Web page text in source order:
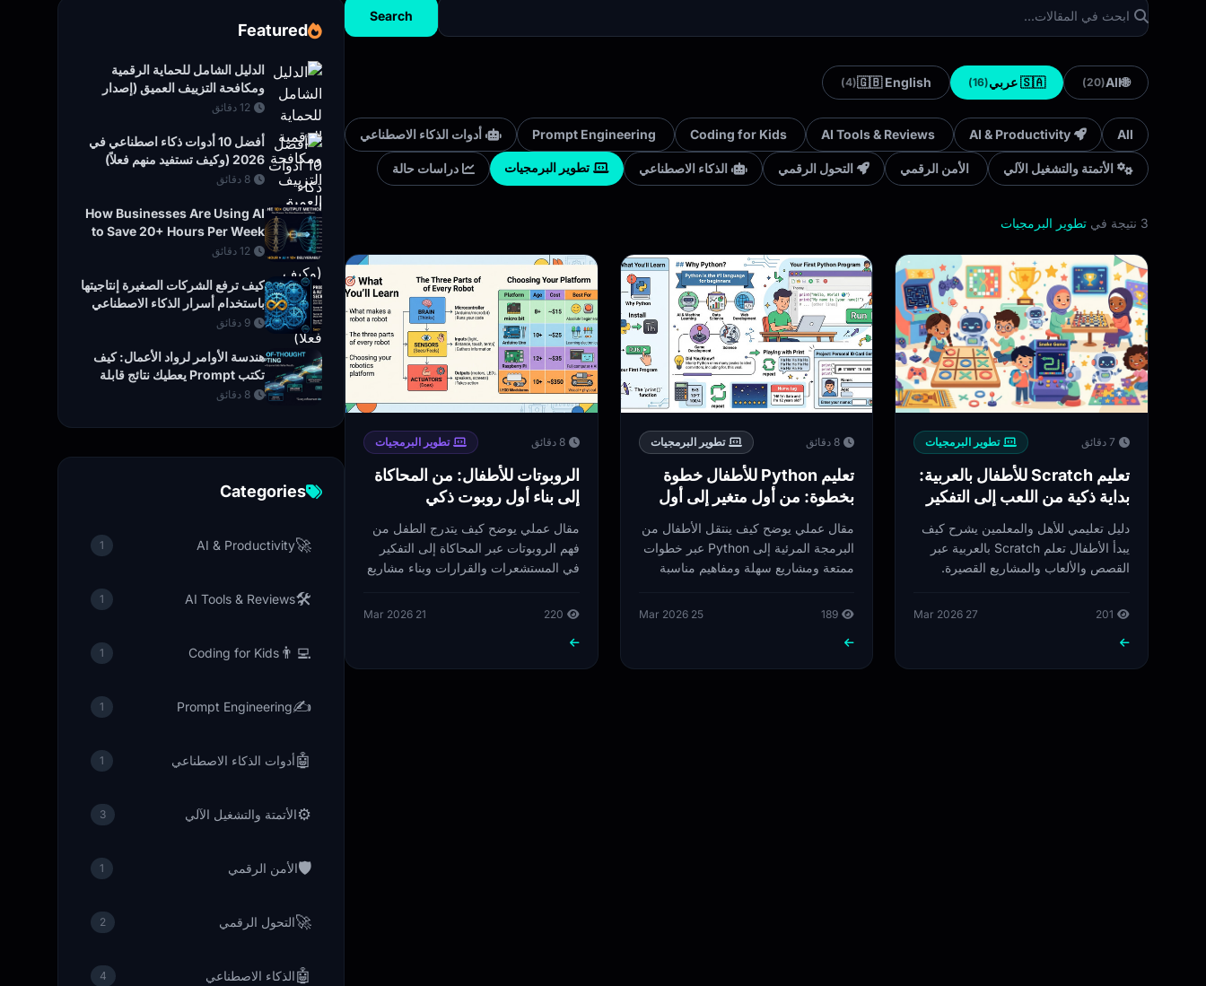
Search
🌐
All
(20) 🇸🇦 عربي (16)
🇬🇧 English
(4)
All
AI & Productivity
AI Tools & Reviews
Coding for Kids
Prompt Engineering أدوات الذكاء الاصطناعي
الأتمتة والتشغيل الآلي الأمن الرقمي التحول الرقمي الذكاء الاصطناعي تطوير البرمجيات دراسات حالة
3 نتيجة في تطوير البرمجيات
7 دقائق تطوير البرمجيات
تعليم Scratch للأطفال بالعربية:
بداية ذكية من اللعب إلى التفكير
دليل تعليمي للأهل والمعلمين يشرح كيف
يبدأ الأطفال تعلم Scratch بالعربية عبر
القصص والألعاب والمشاريع القصيرة.
201
27 Mar 2026
8 دقائق تطوير البرمجيات
تعليم Python للأطفال خطوة
بخطوة: من أول متغير إلى أول
مقال عملي يوضح كيف ينتقل الأطفال من
البرمجة المرئية إلى Python عبر خطوات
ممتعة ومشاريع سهلة ومفاهيم مناسبة
189
25 Mar 2026
8 دقائق تطوير البرمجيات
الروبوتات للأطفال: من المحاكاة
إلى بناء أول روبوت ذكي
مقال عملي يوضح كيف يتدرج الطفل من
فهم الروبوتات عبر المحاكاة إلى التفكير
في المستشعرات والقرارات وبناء مشاريع
220
21 Mar 2026
Featured
الدليل الشامل للحماية الرقمية
ومكافحة التزييف العميق (إصدار
2026)
12 دقائق
أفضل 10 أدوات ذكاء اصطناعي في
2026 (وكيف تستفيد منهم فعلاً)
8 دقائق
How Businesses Are Using AI
to Save 20+ Hours Per Week
(2026 Guide)
12 دقائق
كيف ترفع الشركات الصغيرة إنتاجيتها
باستخدام أسرار الذكاء الاصطناعي
العملية
9 دقائق
هندسة الأوامر لرواد الأعمال: كيف
تكتب Prompt يعطيك نتائج قابلة
للتنفيذ
8 دقائق
Categories
🚀
AI & Productivity
1
🛠️
AI Tools & Reviews
1
👨‍💻
Coding for Kids
1
✍️
Prompt Engineering
1
🤖أدوات الذكاء الاصطناعي 1
⚙️الأتمتة والتشغيل الآلي 3
🛡️الأمن الرقمي 1
🚀التحول الرقمي 2
🤖الذكاء الاصطناعي 4